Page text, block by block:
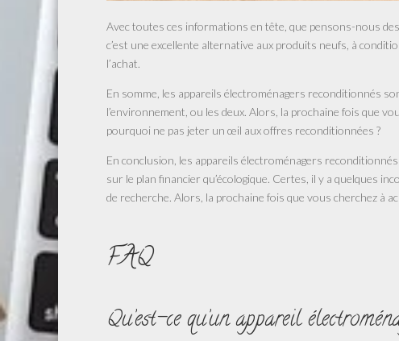
Avec toutes ces informations en tête, que pensons-nous
c’est une excellente alternative aux produits neufs, à
l’achat.
En somme, les appareils électroménagers reconditionnés
l’environnement, ou les deux. Alors, la prochaine fois que
pourquoi ne pas jeter un œil aux offres reconditionnées ?
En conclusion, les appareils électroménagers
sur le plan financier qu’écologique. Certes, il y a quelques
de recherche. Alors, la prochaine fois que vous cherchez à
FAQ
Qu’est-ce qu’un appareil